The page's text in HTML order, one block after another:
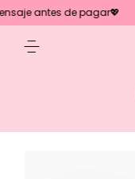
antes de pagar💖